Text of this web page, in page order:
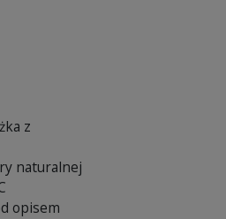
z
naturalnej
opisem